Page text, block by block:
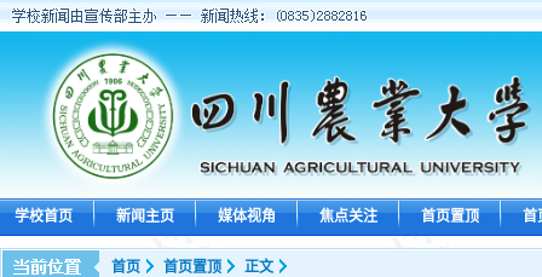
学校首页 新闻主页 媒体视角 焦点关注 首页置顶 首
首页 首页置顶 正文